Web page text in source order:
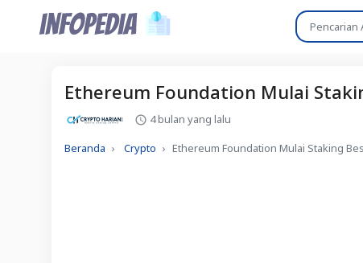
Ethereum Foundation Mulai
4 bulan yang lalu
Beranda Crypto Ethereum Foundation Mulai Staking